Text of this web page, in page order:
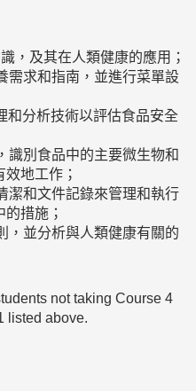
，及其在人類健康的應用；
需求和指南，並進行菜單設
和分析技術以評估食品安全
識別食品中的主要微生物和
地工作；
潔和文件記錄來管理和執行
措施；
，並分析與人類健康有關的
not taking Course 4
listed above.